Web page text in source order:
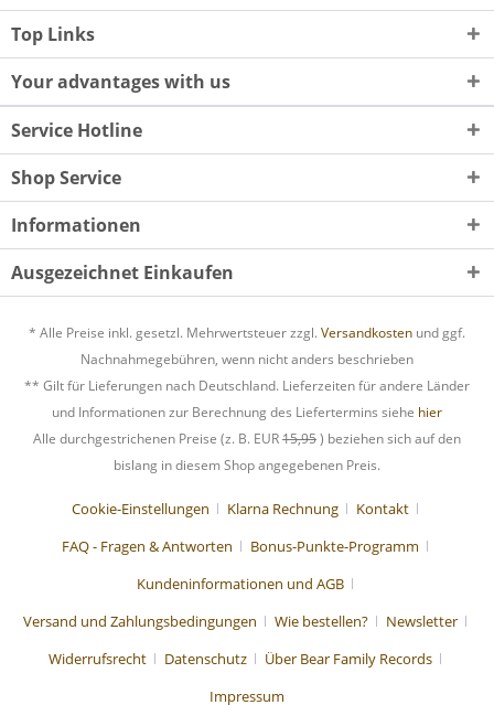
Top Links
Your advantages with us
Service Hotline
Shop Service
Informationen
Ausgezeichnet Einkaufen
* Alle Preise inkl. gesetzl. Mehrwertsteuer zzgl. Versandkosten und ggf.
Nachnahmegebühren, wenn nicht anders beschrieben
** Gilt für Lieferungen nach Deutschland. Lieferzeiten für andere Länder
und Informationen zur Berechnung des Liefertermins siehe hier
Alle durchgestrichenen Preise (z. B. EUR15,95) beziehen sich auf den
bislang in diesem Shop angegebenen Preis.
Cookie-Einstellungen Klarna Rechnung
Kontakt
FAQ - Fragen & Antworten
Bonus-Punkte-Programm
Kundeninformationen und AGB
Versand und Zahlungsbedingungen
Wie bestellen?
Newsletter
Widerrufsrecht
Datenschutz
Über Bear Family Records
Impressum